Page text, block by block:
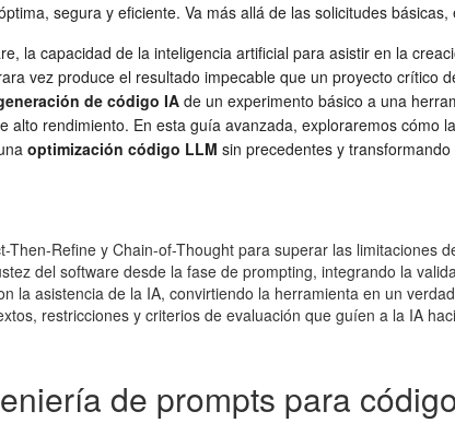
segura y eficiente. Va más allá de las solicitudes
la capacidad de la inteligencia artificial para asistir en la
vez produce el resultado impecable que un proyecto crítico
de código IA de un experimento básico a una
alto rendimiento. En esta guía avanzada, exploraremos
optimización código LLM sin precedentes y
Then-Refine y Chain-of-Thought para superar las limitaciones
del software desde la fase de prompting, integrando la
la asistencia de la IA, convirtiendo la herramienta en un
restricciones y criterios de evaluación que guíen a la IA
de prompts para